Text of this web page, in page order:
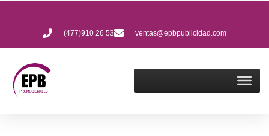
(477)910 26 53 ventas@epbpublicidad.com